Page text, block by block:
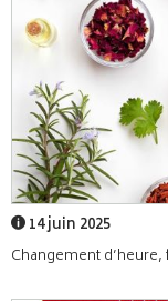
14 juin 2025
Changement